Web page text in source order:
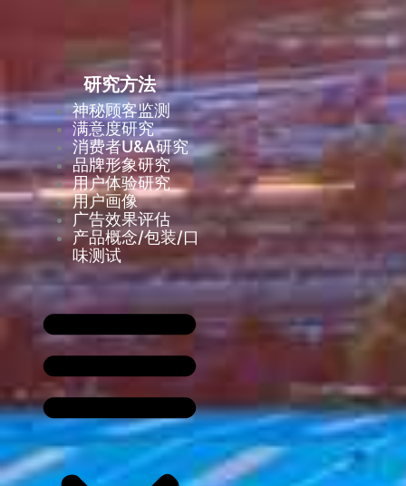
研究方法
神秘顾客监测
满意度研究
消费者U&A研究
品牌形象研究
用户体验研究
用户画像
广告效果评估
产品概念/包装/口
味测试